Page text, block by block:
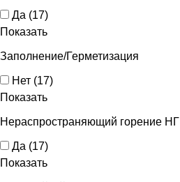
Да (17)
Показать
Заполнение/Герметизация
Нет (17)
Показать
Нераспространяющий горение НГ
Да (17)
Показать